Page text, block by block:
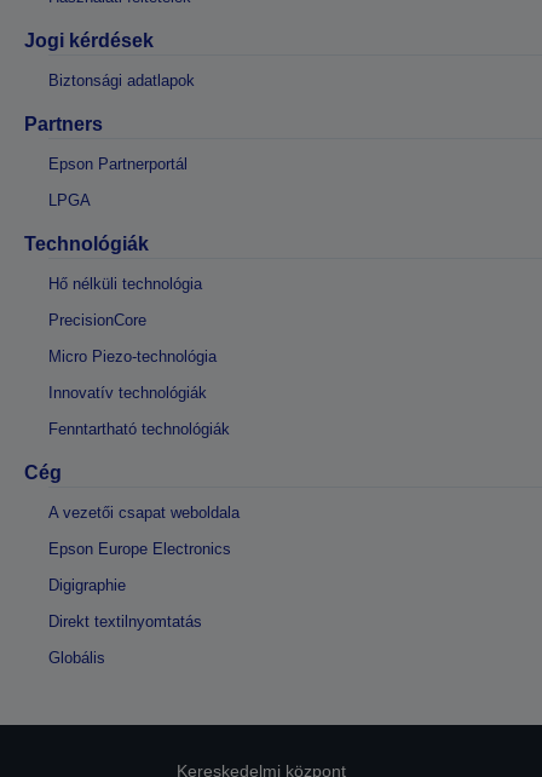
Jogi kérdések
Biztonsági adatlapok
Partners
Epson Partnerportál
LPGA
Technológiák
Hő nélküli technológia
PrecisionCore
Micro Piezo-technológia
Innovatív technológiák
Fenntartható technológiák
Cég
A vezetői csapat weboldala
Epson Europe Electronics
Digigraphie
Direkt textilnyomtatás
Globális
Kereskedelmi központ